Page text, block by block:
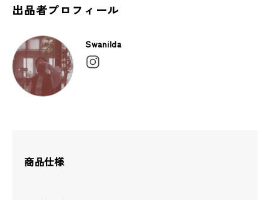
出品者プロフィール
Swanilda
商品仕様